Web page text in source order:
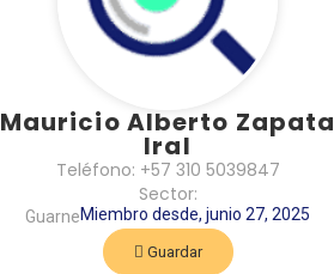
Mauricio Alberto Zapata
Iral
Teléfono: +57 310 5039847
Sector:
GuarneMiembro desde, junio 27, 2025
Guardar